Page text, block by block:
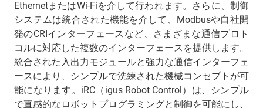
EthernetまたはWi-Fiを介して行われます。さらに、制御
システムは統合された機能を介して、Modbusや自社開
発のCRIインターフェースなど、さまざまな通信プロト
コルに対応した複数のインターフェースを提供します。
統合された入出力モジュールと強力な通信インターフェ
ースにより、シンプルで洗練された機械コンセプトが可
能になります。iRC（igus Robot Control）は、シンプル
で直感的なロボットプログラミングと制御を可能にし、